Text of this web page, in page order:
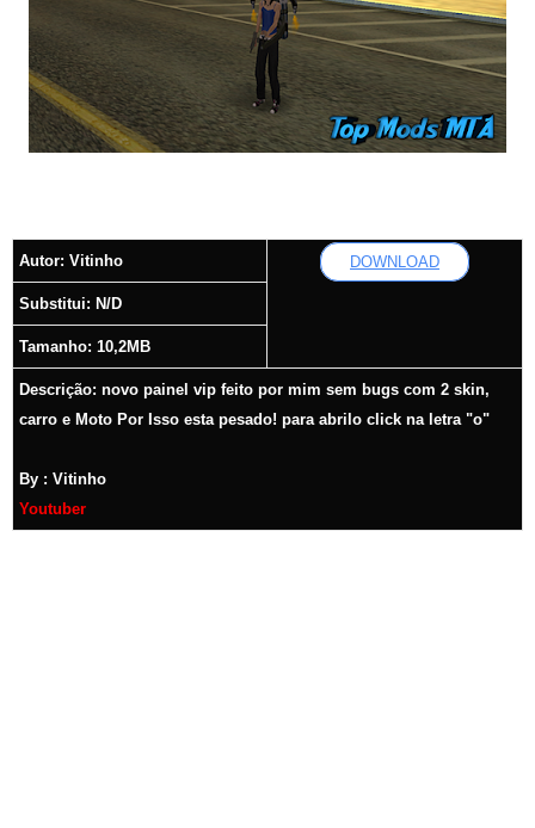
Autor: Vitinho DOWNLOAD
Substitui: N/D
Tamanho: 10,2MB
Descrição: novo painel vip feito por mim sem bugs com 2 skin,
carro e Moto Por Isso esta pesado! para abrilo click na letra "o"
By : Vitinho
Youtuber